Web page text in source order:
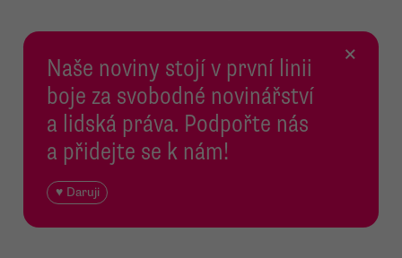
Naše noviny stojí v první linii
boje za svobodné novinářství
a lidská práva. Podpořte nás
a přidejte se k nám!
♥ Daruji
×